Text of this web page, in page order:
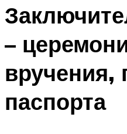
–
вручения,
паспорта